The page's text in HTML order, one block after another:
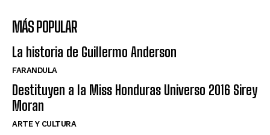
MÁS POPULAR
La historia de Guillermo Anderson
FARANDULA
Destituyen a la Miss Honduras Universo 2016 Sirey
Moran
ARTE Y CULTURA